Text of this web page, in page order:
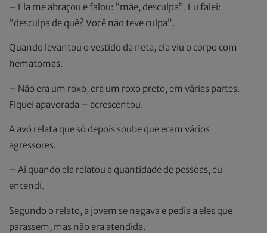
– Ela me abraçou e falou: “mãe, desculpa”. Eu falei:
“desculpa de quê? Você não teve culpa”.
Quando levantou o vestido da neta, ela viu o corpo com
hematomas.
– Não era um roxo, era um roxo preto, em várias partes.
Fiquei apavorada – acrescentou.
A avó relata que só depois soube que eram vários
agressores.
– Aí quando ela relatou a quantidade de pessoas, eu
entendi.
Segundo o relato, a jovem se negava e pedia a eles que
parassem, mas não era atendida.